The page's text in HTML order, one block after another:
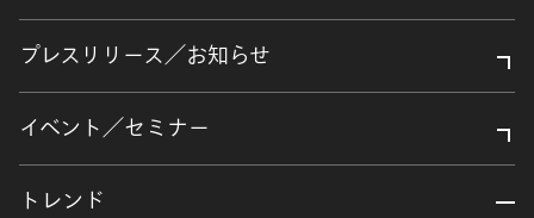
プレスリリース／お知らせ
イベント／セミナー
トレンド